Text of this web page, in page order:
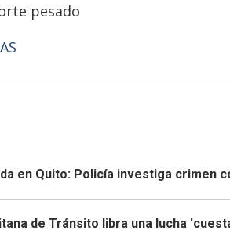
pesado
en Quito: Policía investiga crimen
de Tránsito libra una lucha